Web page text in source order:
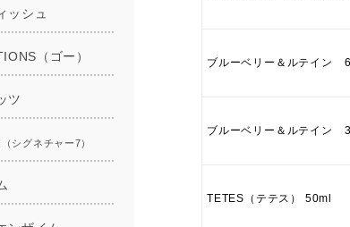
ブルーベリー＆ルテイン
ブルーベリー＆ルテイン
TETES（テテス） 50ml